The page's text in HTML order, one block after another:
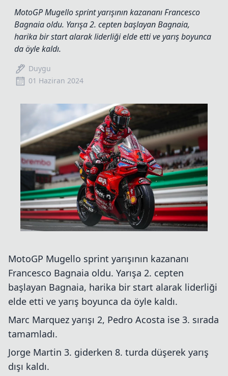
MotoGP Mugello sprint yarışının kazananı Francesco
Bagnaia oldu. Yarışa 2. cepten başlayan Bagnaia,
harika bir start alarak liderliği elde etti ve yarış boyunca
da öyle kaldı.
Duygu
01 Haziran 2024
MotoGP Mugello sprint yarışının kazananı
Francesco Bagnaia oldu. Yarışa 2. cepten
başlayan Bagnaia, harika bir start alarak liderliği
elde etti ve yarış boyunca da öyle kaldı.
Marc Marquez yarışı 2, Pedro Acosta ise 3. sırada
tamamladı.
Jorge Martin 3. giderken 8. turda düşerek yarış
dışı kaldı.